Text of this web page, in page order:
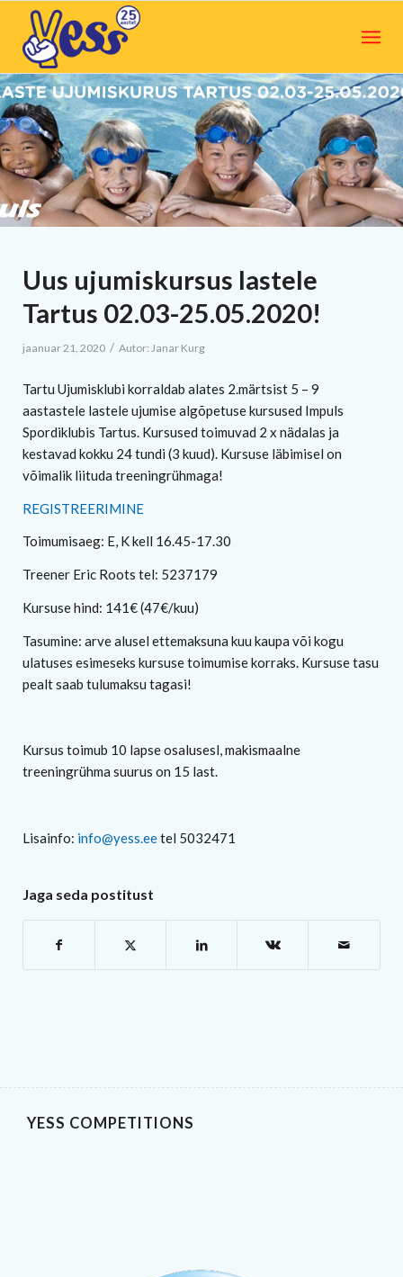
Uus ujumiskursus lastele
Tartus 02.03-25.05.2020!
jaanuar 21, 2020 / Autor: Janar Kurg
Tartu Ujumisklubi korraldab alates 2.märtsist 5 – 9
aastastele lastele ujumise algõpetuse kursused Impuls
Spordiklubis Tartus. Kursused toimuvad 2 x nädalas ja
kestavad kokku 24 tundi (3 kuud). Kursuse läbimisel on
võimalik liituda treeningrühmaga!
REGISTREERIMINE
Toimumisaeg: E, K kell 16.45-17.30
Treener Eric Roots tel: 5237179
Kursuse hind: 141€ (47€/kuu)
Tasumine: arve alusel ettemaksuna kuu kaupa või kogu
ulatuses esimeseks kursuse toimumise korraks. Kursuse tasu
pealt saab tulumaksu tagasi!
Kursus toimub 10 lapse osalusesl, makismaalne
treeningrühma suurus on 15 last.
Lisainfo: info@yess.eetel 5032471
Jaga seda postitust
YESS COMPETITIONS